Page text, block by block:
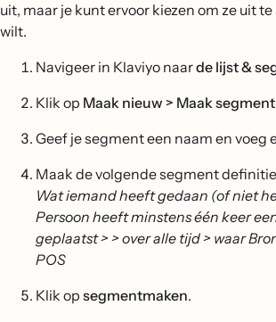
uit, maar je kunt ervoor kiezen om ze uit
wilt.
Navigeer in Klaviyo naarde lijst &
Klik op Maak nieuw > Maak segment
Geef je segment een naam en voeg
Maak de volgende segment
Wat iemand heeft gedaan (of niet
Persoon heeft minstens één keer
geplaatst > > over alle tijd > waar
POS
Klik op segmentmaken.